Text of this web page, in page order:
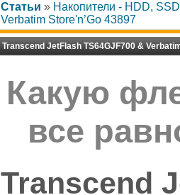
Статьи » Накопители - HDD,
Verbatim Store'n’Go 43897
Transcend JetFlash TS64GJF700 &
Какую
все
Transcend